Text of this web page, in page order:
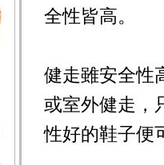
全性皆高。
健走雖安全性
或室外健走，
性好的鞋子便